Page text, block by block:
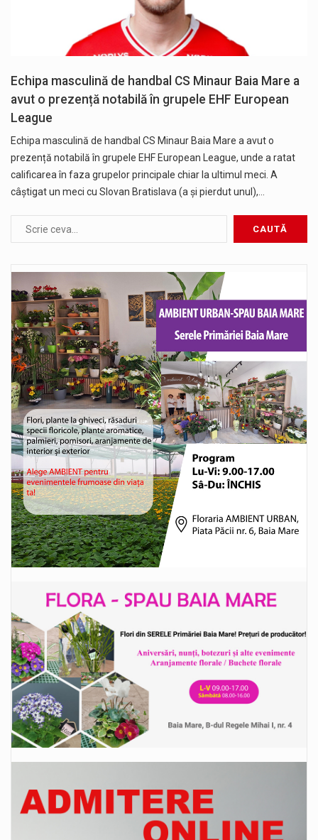
Echipa masculină de handbal CS Minaur Baia Mare a
avut o prezență notabilă în grupele EHF European
League
Echipa masculină de handbal CS Minaur Baia Mare a avut o
prezență notabilă în grupele EHF European League, unde a ratat
calificarea în faza grupelor principale chiar la ultimul meci. A
câștigat un meci cu Slovan Bratislava (a și pierdut unul),…